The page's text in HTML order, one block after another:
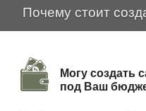
Почему стоит
Могу создать
под Ваш